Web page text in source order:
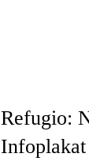
Refugio: